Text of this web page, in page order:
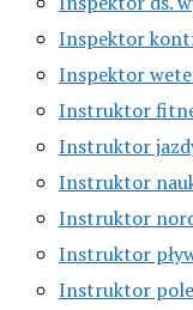
Inspektor
Inspektor
Instruktor
Instruktor
Instruktor
Instruktor
Instruktor
Instruktor